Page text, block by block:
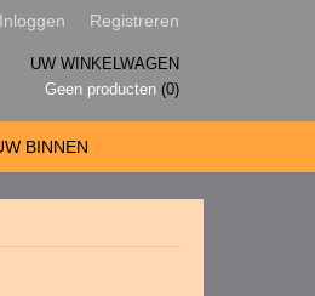
Inloggen Registreren
UW WINKELWAGEN
Geen producten (0)
BINNEN